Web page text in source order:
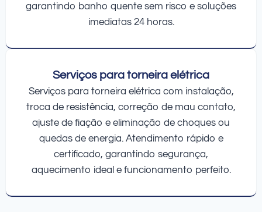
garantindo banho quente sem risco e soluções
imediatas 24 horas.
Serviços para torneira elétrica
Serviços para torneira elétrica com instalação,
troca de resistência, correção de mau contato,
ajuste de fiação e eliminação de choques ou
quedas de energia. Atendimento rápido e
certificado, garantindo segurança,
aquecimento ideal e funcionamento perfeito.